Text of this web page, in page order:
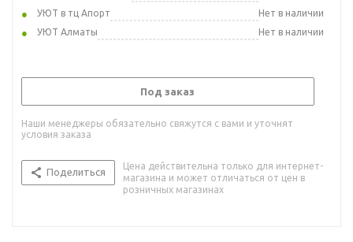
УЮТ в тц Апорт
Нет в наличии
УЮТ Алматы
Нет в наличии
Под заказ
Наши менеджеры обязательно свяжутся с вами и уточнят
условия заказа
Поделиться
Цена действительна только для интернет-
магазина и может отличаться от цен в
розничных магазинах